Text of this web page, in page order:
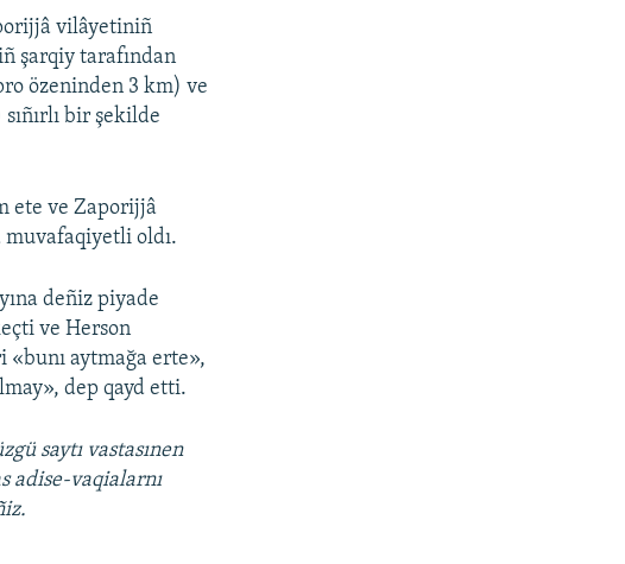
vilâyetiniñ
şarqiy tarafından
özeninden 3 km) ve
bir şekilde
ete ve Zaporijjâ
oldı.
deñiz piyade
ve Herson
«bunı aytmağa erte»,
dep qayd etti.
saytı vastasınen
adise-vaqialarnı